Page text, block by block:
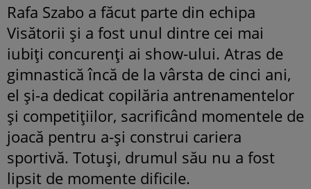
Rafa Szabo a făcut parte din echipa
Visătorii și a fost unul dintre cei mai
iubiți concurenți ai show-ului. Atras de
gimnastică încă de la vârsta de cinci ani,
el și-a dedicat copilăria antrenamentelor
și competițiilor, sacrificând momentele de
joacă pentru a-și construi cariera
sportivă. Totuși, drumul său nu a fost
lipsit de momente dificile.